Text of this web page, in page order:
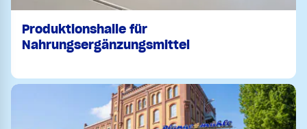
Produktionshalle für
Nahrungsergänzungsmittel